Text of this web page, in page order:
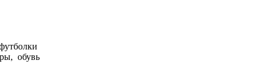
обувь